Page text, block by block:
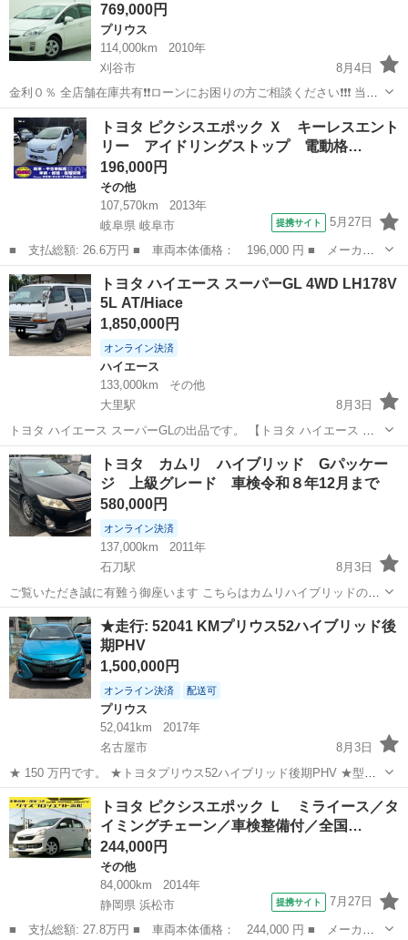
769,000円
プリウス
114,000km
2010年
刈谷市
8月4日
金利０％ 全店舗在庫共有❗️❗️ローンにお困りの方ご相談ください❗️❗️❗️ 当店
の自社ローンは 👉審査通過率95％❗️ さらに… 👉総額150万円までのお
車なら【頭金0円OK】✨ 「今は無理かも…」と...
愛知 刈谷市 プリウス
トヨタ ピクシスエポック Ｘ キーレスエント
リー アイドリングストップ 電動格…
196,000円
その他
107,570km
2013年
岐阜県 岐阜市
提携サイト 5月27日
■ 支払総額: 26.6万円 ■ 車両本体価格： 196,000 円 ■ メーカー
名： トヨタ ■ 車種名： ピクシスエポック ■ グレード名：
Ｘ キーレスエントリー アイドリングストップ 電動格納ミラー
ＣＶＴ ＡＢＳ...
岐阜 岐阜市 その他
トヨタ ハイエース スーパーGL 4WD LH178V
5L AT/Hiace
1,850,000円
オンライン決済
ハイエース
133,000km
その他
大里駅
8月3日
トヨタ ハイエース スーパーGLの出品です。 【トヨタ ハイエース ス
ーパーGL 4WD】 希少な5Lディーゼルエンジン・AT車です！ 内外装と
もに綺麗で、車両の状態も良好です。 エンジンも絶好調で、まだま
だ...
愛知 稲沢市 大里駅 ハイエース 車両
トヨタ カムリ ハイブリッド Gパッケー
ジ 上級グレード 車検令和８年12月まで
580,000円
オンライン決済
137,000km
2011年
石刀駅
8月3日
ご覧いただき誠に有難う御座います こちらはカムリハイブリッドの出
品となります ■車輌情報■ 初年度登録 平成２３年12月 走行距離
１３7０００キロ 車検満了日 令和８年12月まで グレード ハイブ
リ...
愛知 一宮市 石刀駅
★走行: 52041 KMプリウス52ハイブリッド後
期PHV
1,500,000円
オンライン決済 配送可
プリウス
52,041km
2017年
名古屋市
8月3日
★ 150 万円です。 ★トヨタプリウス52ハイブリッド後期PHV ★型
式： DLA - ZVW52 ★排気量:1800 cc ★平成29年2月(2017) ★色名: ア
オ ★車検: 無し ★走行: 52041 KM ★...
愛知 名古屋市 プリウス
トヨタ ピクシスエポック Ｌ ミライース／タ
イミングチェーン／車検整備付／全国…
244,000円
その他
84,000km
2014年
静岡県 浜松市
提携サイト 7月27日
■ 支払総額: 27.8万円 ■ 車両本体価格： 244,000 円 ■ メーカー